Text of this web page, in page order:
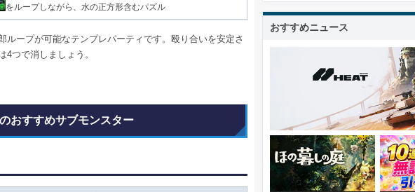
をループしながら、水の正方形含むパズル
ループが可能なテンプレパーティです。殴り合いを安定さ
4つで消しましょう。
おすすめサブモンスター
おすすめニュース